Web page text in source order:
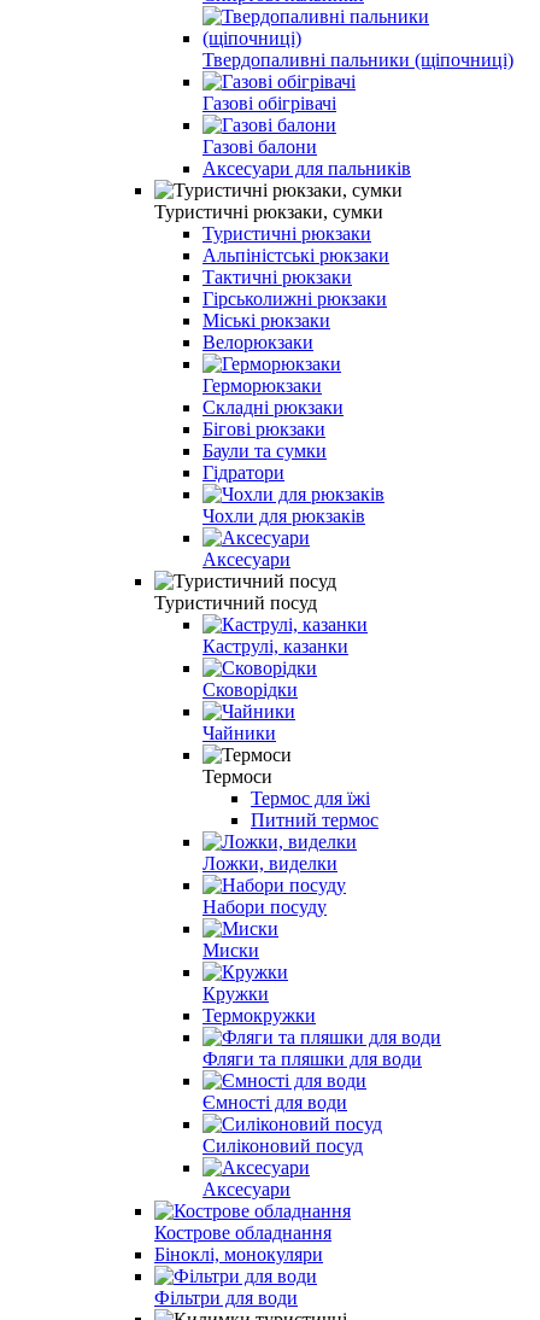
Твердопаливні пальники (щіпочниці)
Газові обігрівачі
Газові балони
Аксесуари для пальників
Туристичні рюкзаки, сумки
Туристичні рюкзаки
Альпіністські рюкзаки
Тактичні рюкзаки
Гірськолижні рюкзаки
Міські рюкзаки
Велорюкзаки
Герморюкзаки
Складні рюкзаки
Бігові рюкзаки
Баули та сумки
Гідратори
Чохли для рюкзаків
Аксесуари
Туристичний посуд
Каструлі, казанки
Сковорідки
Чайники
Термоси
Термос для їжі
Питний термос
Ложки, виделки
Набори посуду
Миски
Кружки
Термокружки
Фляги та пляшки для води
Ємності для води
Силіконовий посуд
Аксесуари
Кострове обладнання
Біноклі, монокуляри
Фільтри для води